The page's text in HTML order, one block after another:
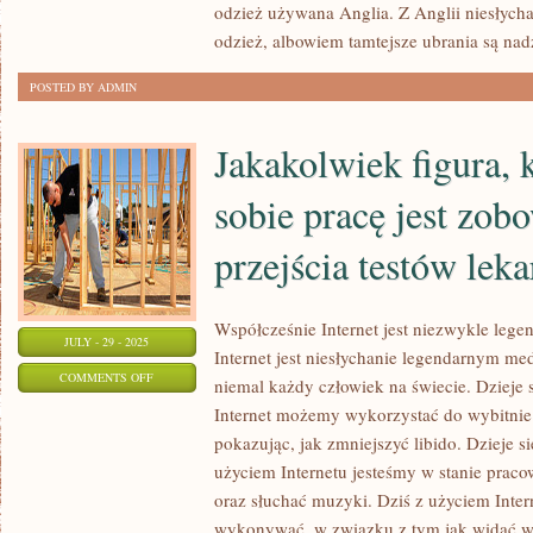
odzież używana Anglia. Z Anglii
odzież, albowiem tamtejsze ubrania są
POSTED BY ADMIN
JULY - 29 - 2025
COMMENTS OFFON
JAKAKOLWIEK
Jakakolwiek figura,
sobie pracę jest
przejścia testów
Współcześnie Internet jest niezwykle
Internet jest niesłychanie legendarnym
niemal każdy człowiek na świecie. Dzieje
Internet możemy wykorzystać do
pokazując, jak zmniejszyć libido. Dzieje
użyciem Internetu jesteśmy w stanie
oraz słuchać muzyki. Dziś z użyciem
wykonywać, w związku z tym jak widać